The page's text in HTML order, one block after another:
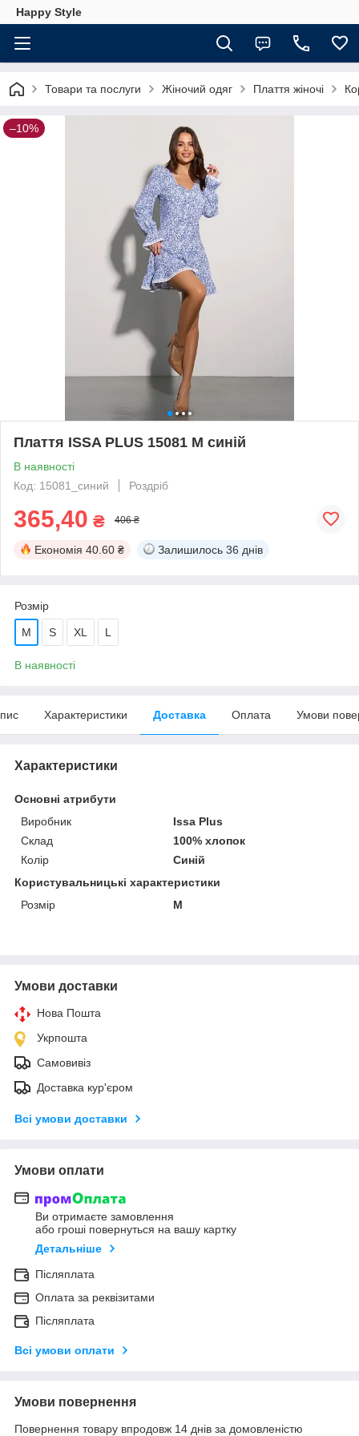
Happy Style
Товари та послуги Жіночий одяг Плаття жіночі
–10%
Плаття ISSA PLUS 15081 M синій
В наявності
Код: 15081_синий
Роздріб
365,40 ₴ 406 ₴
Економія 40.60 ₴ Залишилось 36 днів
Розмір
M S XL L
В наявності
Характеристики Доставка Оплата Умови
Характеристики
Основні атрибути
Виробник
Issa Plus
Склад
100% хлопок
Колір
Синій
Користувальницькі характеристики
Розмір
M
Умови доставки
Нова Пошта
Укрпошта
Самовивіз
Доставка кур'єром
Всі умови доставки
Умови оплати
Ви отримаєте замовлення
або гроші повернуться на вашу картку
Детальніше
Післяплата
Оплата за реквізитами
Післяплата
Всі умови оплати
Умови повернення
Повернення товару впродовж 14 днів за домовленістю